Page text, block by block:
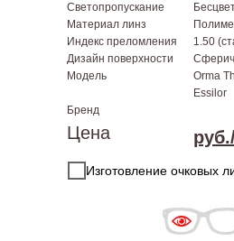
Светопропускание
Материал линз
Индекс преломления
Дизайн поверхности
Модель
Бренд
1.50
Orma
Essilor
Цена
Изготовление очковых